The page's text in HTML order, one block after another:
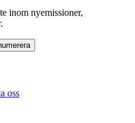
inom nyemissioner,
oss